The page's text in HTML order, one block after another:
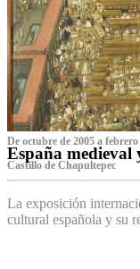
De octubre de 2005 a febrero
España medieval
Castillo de Chapultepec
La exposición
cultural española y su